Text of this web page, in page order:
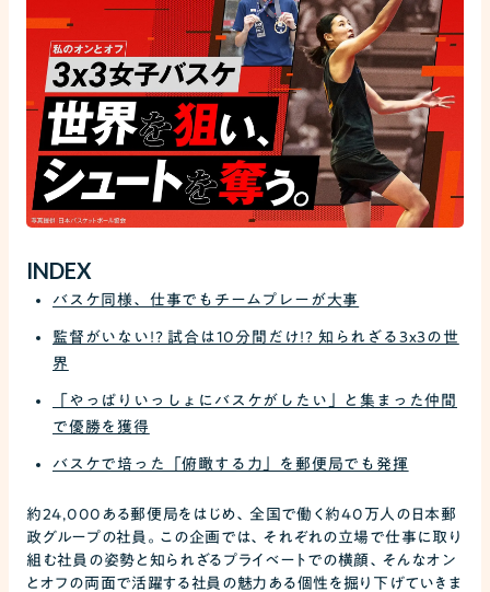
INDEX
バスケ同様、仕事でもチームプレーが大事
監督がいない!? 試合は10分間だけ!? 知られざる3x3の世
界
「やっぱりいっしょにバスケがしたい」と集まった仲間
で優勝を獲得
バスケで培った「俯瞰する力」を郵便局でも発揮
約24,000ある郵便局をはじめ、全国で働く約40万人の日本郵
政グループの社員。この企画では、それぞれの立場で仕事に取り
組む社員の姿勢と知られざるプライベートでの横顔、そんなオン
とオフの両面で活躍する社員の魅力ある個性を掘り下げていきま